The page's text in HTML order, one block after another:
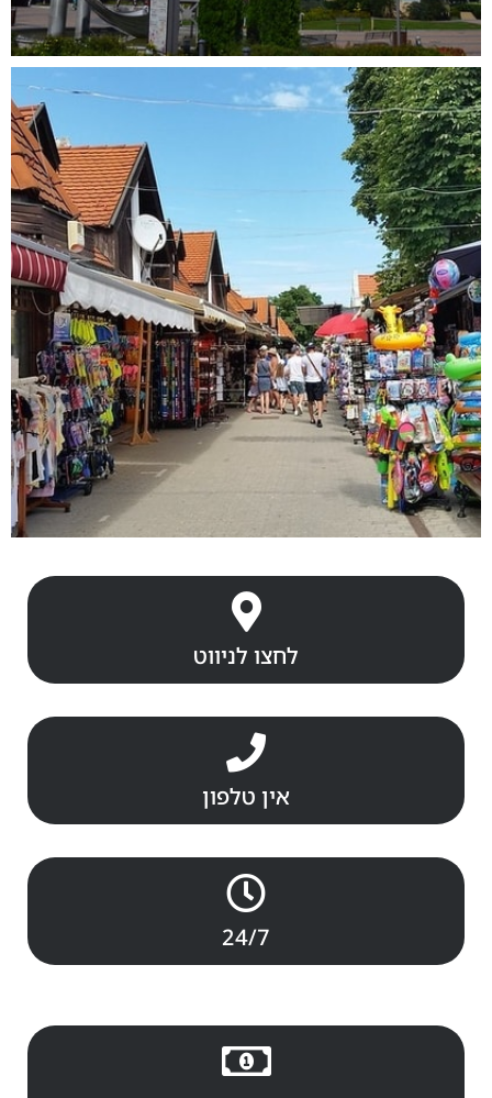
לחצו לניווט
אין טלפון
24/7